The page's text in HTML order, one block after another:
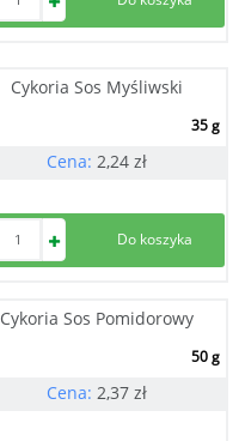
Cykoria Sos Myśliwski
35 g
Cena: 2,24 zł
Cykoria Sos Pomidorowy
50 g
Cena: 2,37 zł